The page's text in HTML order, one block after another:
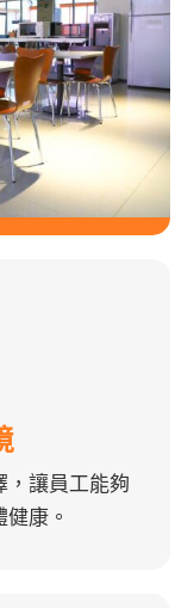
，讓員工能夠
康。